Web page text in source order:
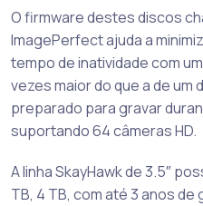
O firmware destes discos
ImagePerfect ajuda a
tempo de inatividade com
vezes maior do que a de um
preparado para gravar
suportando 64 câmeras HD.
A linha SkayHawk de 3.5″
TB, 4 TB, com até 3 anos